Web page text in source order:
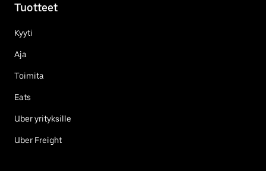
Tuotteet
Kyyti
Aja
Toimita
Eats
Uber yrityksille
Uber Freight